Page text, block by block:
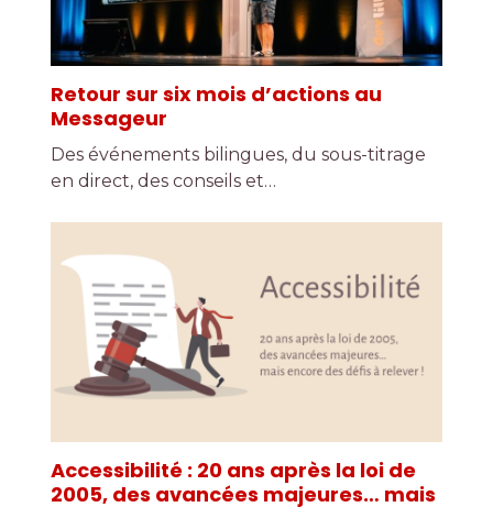
Retour sur six mois d’actions au
Messageur
Des événements bilingues, du sous-titrage
en direct, des conseils et…
Accessibilité : 20 ans après la loi de
2005, des avancées majeures… mais